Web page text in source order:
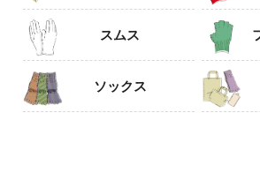
スムス
ソックス